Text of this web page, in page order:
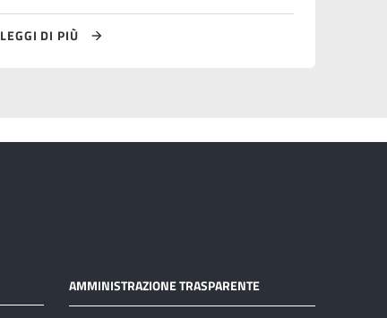
LEGGI DI PIÙ
AMMINISTRAZIONE TRASPARENTE